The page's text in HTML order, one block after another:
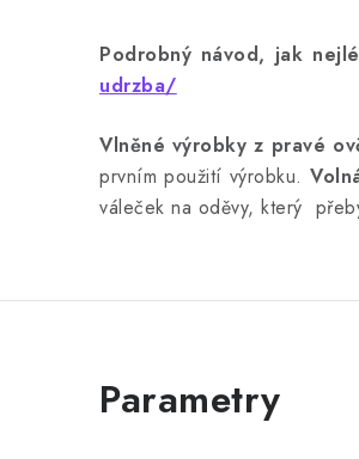
Podrobný návod, jak
udrzba/
Vlněné výrobky z pravé
prvním použití výrobku.
váleček na oděvy, který